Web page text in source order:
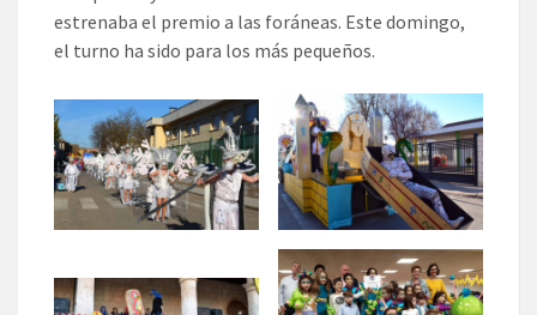
estrenaba el premio a las foráneas. Este domingo,
el turno ha sido para los más pequeños.